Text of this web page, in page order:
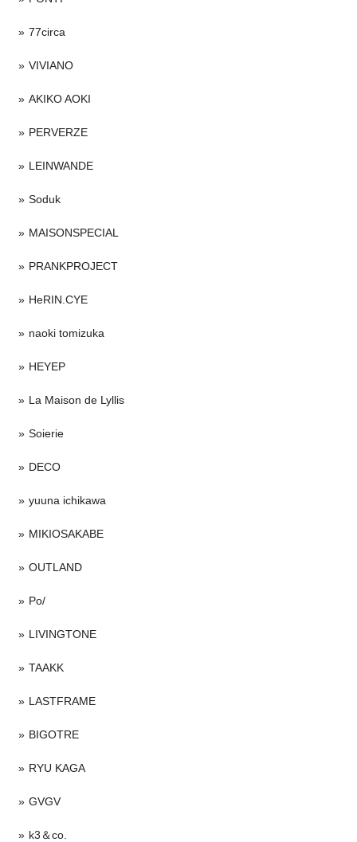
77circa
VIVIANO
AKIKO AOKI
PERVERZE
LEINWANDE
Soduk
MAISONSPECIAL
PRANKPROJECT
HeRIN.CYE
naoki tomizuka
HEYEP
La Maison de Lyllis
Soierie
DECO
yuuna ichikawa
MIKIOSAKABE
OUTLAND
Po/
LIVINGTONE
TAAKK
LASTFRAME
BIGOTRE
RYU KAGA
GVGV
k3＆co.